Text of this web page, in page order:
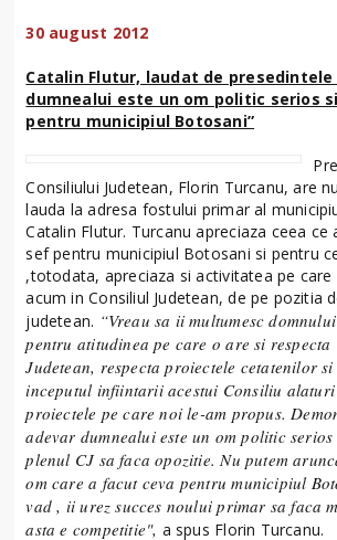
30 august 2012
Catalin Flutur, laudat de presedintele
dumnealui este un om politic serios
pentru municipiul Botosani”
Consiliului Judetean, Florin Turcanu, are
lauda la adresa fostului primar al
Catalin Flutur. Turcanu apreciaza ceea
sef pentru municipiul Botosani si pentru
,totodata, apreciaza si activitatea pe care
acum in Consiliul Judetean, de pe pozitia
judetean. “Vreau sa ii multumesc
pentru atitudinea pe care o are si
Judetean, respecta proiectele cetatenilor
inceputul infiintarii acestui Consiliu alaturi
proiectele pe care noi le-am propus.
adevar dumnealui este un om politic
plenul CJ sa faca opozitie. Nu putem
om care a facut ceva pentru municipiul
vad , ii urez succes noului primar sa faca
asta e competitie", a spus Florin Turcanu.